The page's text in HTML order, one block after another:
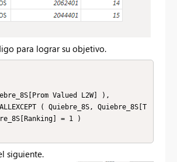
para lograr su objetivo.
= 1 )
siguiente.